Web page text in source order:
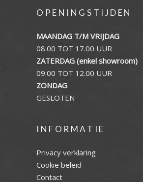
OPENINGSTIJDEN
MAANDAG T/M VRIJDAG
08.00 TOT 17.00 UUR
ZATERDAG (enkel showroom)
09.00 TOT 12.00 UUR
ZONDAG
GESLOTEN
INFORMATIE
Privacy verklaring
Cookie beleid
Contact